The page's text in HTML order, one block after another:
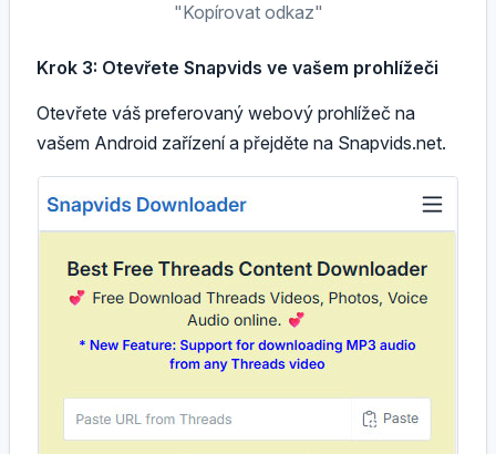
"Kopírovat odkaz"
Krok 3: Otevřete Snapvids ve vašem prohlížeči
Otevřete váš preferovaný webový prohlížeč na
vašem Android zařízení a přejděte na Snapvids.net.